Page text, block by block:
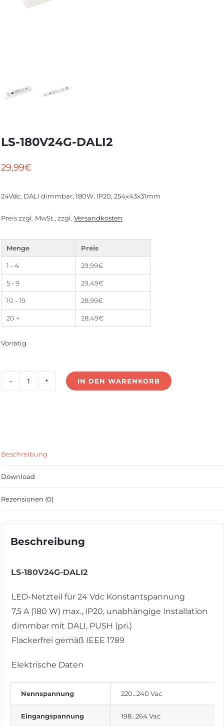
LS-180V24G-DALI2
29,99€
Vorrätig
24Vdc, DALI dimmbar, 180W, IP20, 254x43x31mm
Preis zzgl. MwSt., zzgl. Versandkosten
Menge Preis
1 - 4 29,99€
5 - 9 29,49€
10 - 19 28,99€
20 + 28,49€
LS-
IN DEN WARENKORB
Beschreibung
Download
Rezensionen (0)
Beschreibung
LS-180V24G-DALI2
LED-Netzteil für 24 Vdc Konstantspannung
7,5 A (180 W) max., IP20, unabhängige Installation
dimmbar mit DALI, PUSH (pri.)
Flackerfrei gemäß IEEE 1789
Elektrische Daten
Nennspannung 220…240 Vac
Eingangspannung 198…264 Vac